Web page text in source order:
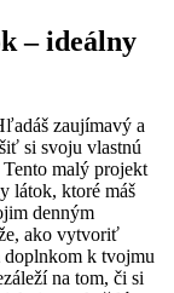
– ideálny
zaujímavý a
si svoju vlastnú
malý projekt
látok, ktoré máš
denným
ako vytvoriť
k tvojmu
na tom, či si